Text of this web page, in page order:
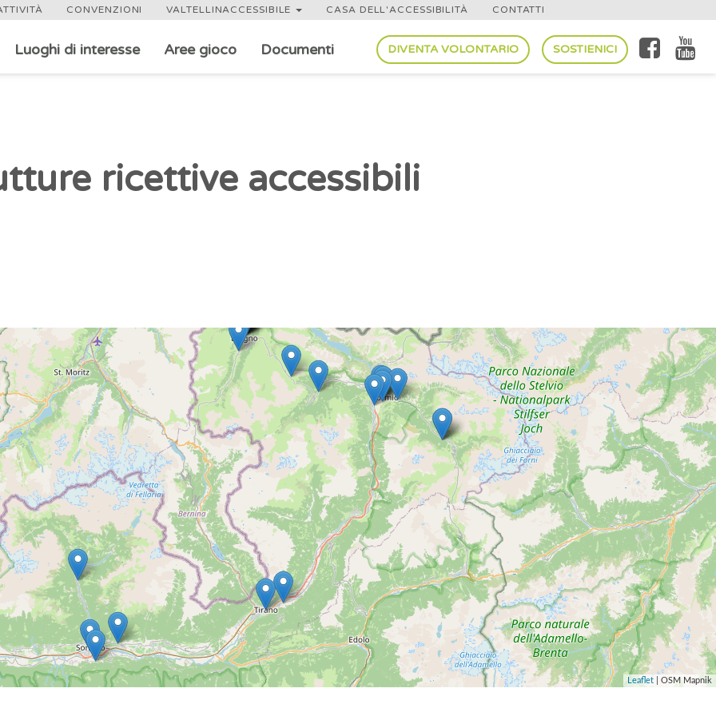
Luoghi di interesse Aree gioco Documenti DIVENTA VOLONTARIO SOSTIENICI
CONVENZIONI VALTELLINACCESSIBILE CASA DELL'ACCESSIBILITÀ CONTATTI
ricettive accessibili
Leaflet | OSM Mapnik